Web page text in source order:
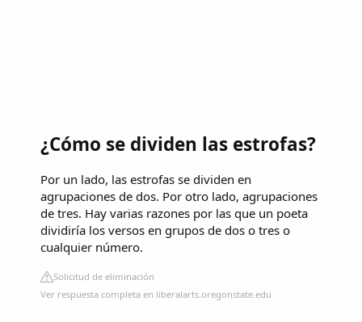
¿Cómo se dividen las estrofas?
Por un lado, las estrofas se dividen en
agrupaciones de dos. Por otro lado, agrupaciones
de tres. Hay varias razones por las que un poeta
dividiría los versos en grupos de dos o tres o
cualquier número.
Solicitud de eliminación
Ver respuesta completa en liberalarts.oregonstate.edu